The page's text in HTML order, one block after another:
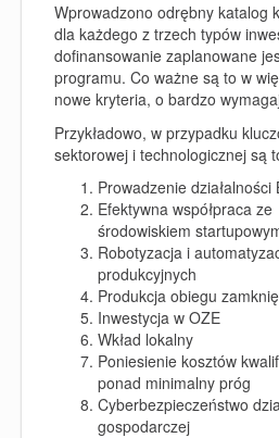
Wprowadzono odrębny katalog
dla każdego z trzech typów
dofinansowanie zaplanowane
programu. Co ważne są to w
nowe kryteria, o bardzo
Przykładowo, w przypadku
sektorowej i technologicznej są
Prowadzenie działalności
Efektywna współpraca ze
środowiskiem
Robotyzacja i
produkcyjnych
Produkcja obiegu
Inwestycja w OZE
Wkład lokalny
Poniesienie kosztów
ponad minimalny próg
Cyberbezpieczeństwo
gospodarczej